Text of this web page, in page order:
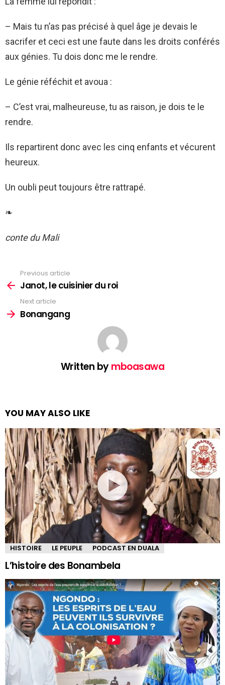
– Mais tu n’as pas précisé à quel âge je devais le
sacrifer et ceci est une faute dans les droits conférés
aux génies. Tu dois donc me le rendre.
Le génie réféchit et avoua :
– C’est vrai, malheureuse, tu as raison, je dois te le
rendre.
Ils repartirent donc avec les cinq enfants et vécurent
heureux.
Un oubli peut toujours être rattrapé.
❧
conte du Mali
more
Previous article
Janot, le cuisinier du roi
Next article
Bonangang
Written bymboasawa
YOU MAY ALSO LIKE
HISTOIRE LE PEUPLE PODCAST EN DUALA
L’histoire des Bonambela